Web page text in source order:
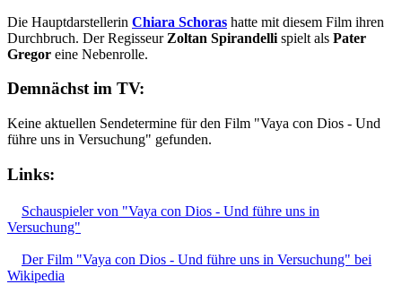
Die Hauptdarstellerin Chiara Schoras hatte mit diesem Film ihren
Durchbruch. Der Regisseur Zoltan Spirandelli spielt als Pater
Gregor eine Nebenrolle.
Demnächst im TV:
Keine aktuellen Sendetermine für den Film "Vaya con Dios - Und
führe uns in Versuchung" gefunden.
Links:
Schauspieler von "Vaya con Dios - Und führe uns in
Versuchung"
Der Film "Vaya con Dios - Und führe uns in Versuchung" bei
Wikipedia